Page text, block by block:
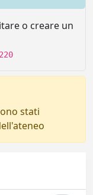
o creare un
stati